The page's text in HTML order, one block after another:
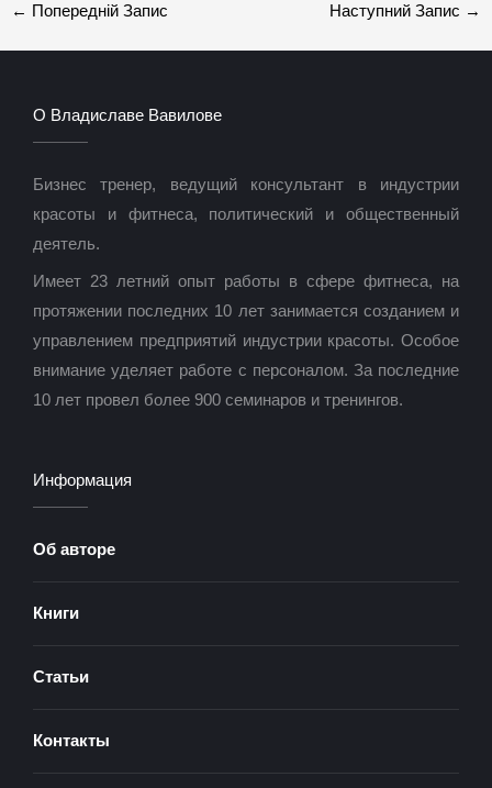
← Попередній Запис Наступний Запис →
О Владиславе Вавилове
Бизнес тренер, ведущий консультант в индустрии
красоты и фитнеса, политический и общественный
деятель.
Имеет 23 летний опыт работы в сфере фитнеса, на
протяжении последних 10 лет занимается созданием и
управлением предприятий индустрии красоты. Особое
внимание уделяет работе с персоналом. За последние
10 лет провел более 900 семинаров и тренингов.
Информация
Об авторе
Книги
Статьи
Контакты